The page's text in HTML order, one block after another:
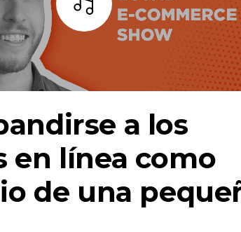
a los
en línea como
de una